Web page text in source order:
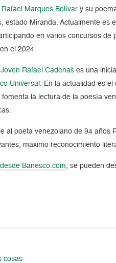
Rafael Marques Bolívar y su
estado Miranda. Actualmente
en varios concursos
el 2024.
Rafael Cadenas es una
Universal
. En la actualidad es
la lectura de la poesía
al poeta venezolano de 94
máximo reconocimiento
desde Banesco.com , se pueden
cosas